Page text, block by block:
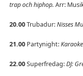
trap och hiphop. Arr:
20.00Trubadur:Nisses
21.00 Partynight:
22.00Superfredag:DJ: